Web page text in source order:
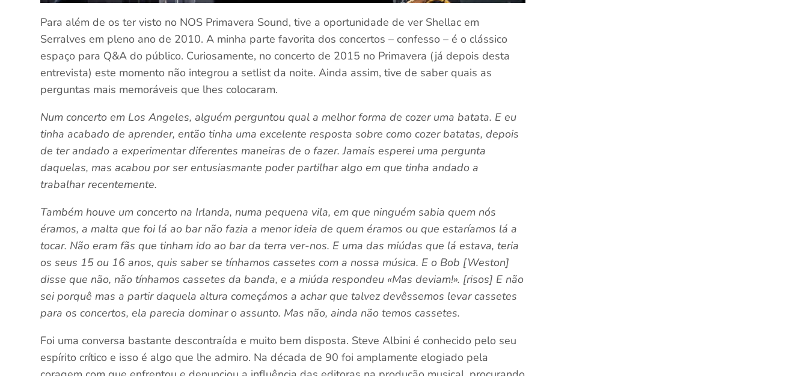
Para além de os ter visto no NOS Primavera Sound, tive a oportunidade de ver Shellac em
Serralves em pleno ano de 2010. A minha parte favorita dos concertos – confesso – é o clássico
espaço para Q&A do público. Curiosamente, no concerto de 2015 no Primavera (já depois desta
entrevista) este momento não integrou a setlist da noite. Ainda assim, tive de saber quais as
perguntas mais memoráveis que lhes colocaram.
Num concerto em Los Angeles, alguém perguntou qual a melhor forma de cozer uma batata. E eu
tinha acabado de aprender, então tinha uma excelente resposta sobre como cozer batatas, depois
de ter andado a experimentar diferentes maneiras de o fazer.Jamais esperei uma pergunta
daquelas, mas acabou por ser entusiasmante poder partilhar algo em que tinha andado a
trabalhar recentemente.
Também houve um concerto na Irlanda, numa pequena vila, em que ninguém sabia quem nós
éramos, a malta que foi lá ao bar não fazia a menor ideia de quem éramos ou que estaríamos lá a
tocar. Não eram fãs que tinham ido ao bar da terra ver-nos. E uma das miúdas que lá estava, teria
os seus 15 ou 16 anos, quis saber se tínhamos cassetes com a nossa música. E o Bob [Weston]
disse que não, não tínhamos cassetes da banda, e a miúda respondeu «Mas deviam!». [risos] E não
sei porquê mas a partir daquela altura começámos a achar que talvez devêssemos levar cassetes
para os concertos, ela parecia dominar o assunto. Mas não, ainda não temos cassetes.
Foi uma conversa bastante descontraída e muito bem disposta. Steve Albini é conhecido pelo seu
espírito crítico e isso é algo que lhe admiro. Na década de 90 foi amplamente elogiado pela